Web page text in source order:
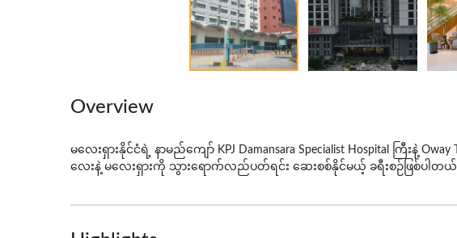
Overview
မလေးရှားနိုင်ငံရဲ နာမည်ကျော ် KPJ Damansara Specialist Hospital ကြီးနဲ Oway
လေးနဲ မလေးရှားကို သွားရောက်လည်ပတ်ရင်း ဆေးစစ်နိုင်မယ ခရီးစဉ်ဖြစ်ပါတယ